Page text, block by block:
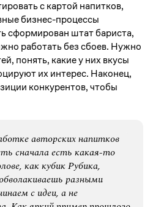
с картой напитков,
бизнес-процессы
сформирован штат бариста,
работать без сбоев. Нужно
понять, какие у них вкусы
их интерес. Наконец,
конкурентов, чтобы
авторских напитков
сначала есть какая-то
как кубик Рубика,
разными
с идеи, а не